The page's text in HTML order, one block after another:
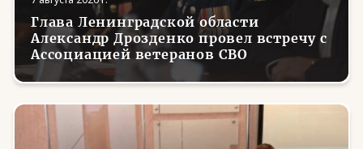
Глава Ленинградской области
Александр Дрозденко провел встречу с
Ассоциацией ветеранов СВО